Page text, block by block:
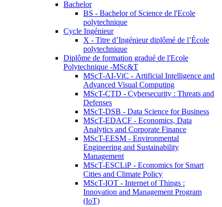
Bachelor
BS - Bachelor of Science de l'Ecole
polytechnique
Cycle Ingénieur
X - Titre d’Ingénieur diplômé de l’École
polytechnique
Diplôme de formation gradué de l'Ecole
Polytechnique -MSc&T
MScT-AI-ViC - Artificial Intelligence and
Advanced Visual Computing
MScT-CTD - Cybersecurity : Threats and
Defenses
MScT-DSB - Data Science for Business
MScT-EDACF - Economics, Data
Analytics and Corporate Finance
MScT-EESM - Environmental
Engineering and Sustainability
Management
MScT-ESCLiP - Economics for Smart
Cities and Climate Policy
MScT-IOT - Internet of Things :
Innovation and Management Program
(IoT)